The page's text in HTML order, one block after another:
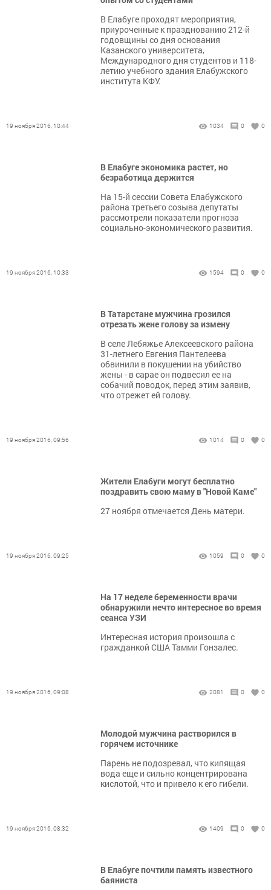
В Елабуге проходят мероприятия,
приуроченные к празднованию 212-й
годовщины со дня основания
Казанского университета,
Международного дня студентов и 118-
летию учебного здания Елабужского
института КФУ.
19 ноября 2016, 10:44 1034 0 0
В Елабуге экономика растет, но
безработица держится
На 15-й сессии Совета Елабужского
района третьего созыва депутаты
рассмотрели показатели прогноза
социально-экономического развития.
19 ноября 2016, 10:33 1594 0 0
В Татарстане мужчина грозился
отрезать жене голову за измену
В селе Лебяжье Алексеевского района
31-летнего Евгения Пантелеева
обвинили в покушении на убийство
жены - в сарае он подвесил ее на
собачий поводок, перед этим заявив,
что отрежет ей голову.
19 ноября 2016, 09:56 1014 0 0
Жители Елабуги могут бесплатно
поздравить свою маму в "Новой Каме"
27 ноября отмечается День матери.
19 ноября 2016, 09:25 1059 0 0
На 17 неделе беременности врачи
обнаружили нечто интересное во время
сеанса УЗИ
Интересная история произошла с
гражданкой США Тамми Гонзалес.
19 ноября 2016, 09:08 2081 0 0
Молодой мужчина растворился в
горячем источнике
Парень не подозревал, что кипящая
вода еще и сильно концентрирована
кислотой, что и привело к его гибели.
19 ноября 2016, 08:32 1409 0 0
В Елабуге почтили память известного
баяниста